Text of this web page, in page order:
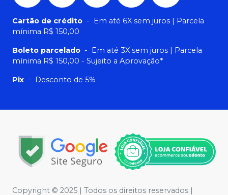
Cartão de crédito - Em até 6X sem juros | Parcela
mínima R$ 150,00
Boleto parcelado - Em até 3X sem juros | Parcela
mínima R$ 150,00 - Sujeito a Aprovação*
Pix - Desconto de 5%
Copyright © 2025 | Todos os direitos reservados |